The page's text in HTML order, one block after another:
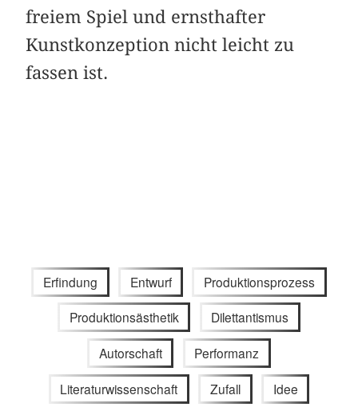
freiem Spiel und ernsthafter
Kunstkonzeption nicht leicht zu
fassen ist.
Erfindung Entwurf Produktionsprozess
Produktionsästhetik Dilettantismus
Autorschaft Performanz
Literaturwissenschaft Zufall Idee